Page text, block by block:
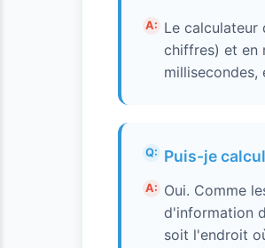
Le calculateur
chiffres) et en
Puis-je
Oui. Comme
d'information
soit l'endroit